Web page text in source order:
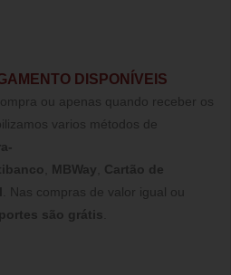
DISPONÍVEIS
ou apenas quando receber os
varios métodos de
MBWay
Cartão de
Nas compras de valor igual ou
portes são grátis